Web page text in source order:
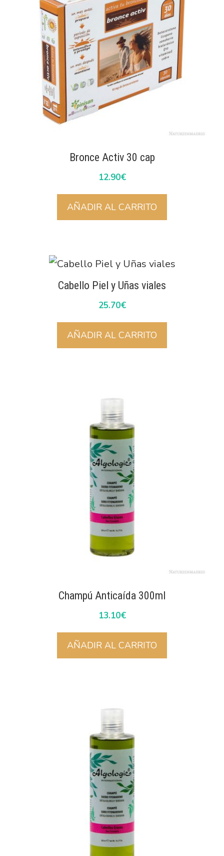
Bronce Activ 30 cap
12.90€
AÑADIR AL CARRITO
Cabello Piel y Uñas viales
25.70€
AÑADIR AL CARRITO
Champú Anticaída 300ml
13.10€
AÑADIR AL CARRITO